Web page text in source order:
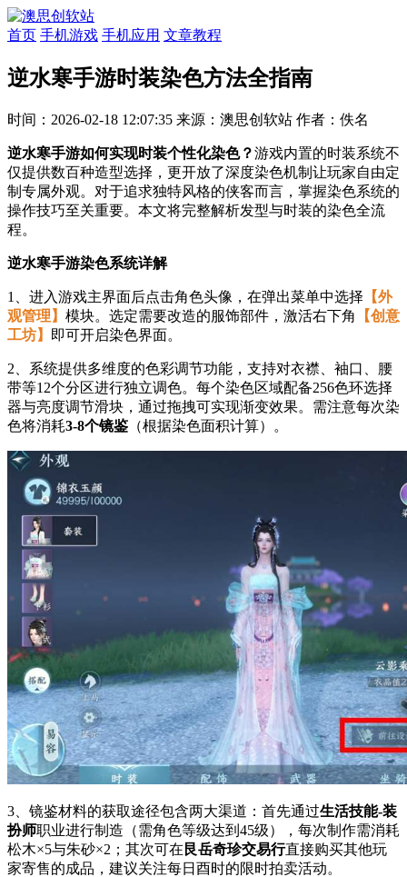
首页 手机游戏 手机应用 文章教程
逆水寒手游时装染色方法全指南
时间：2026-02-18 12:07:35 来源：澳思创软站 作者：佚名
逆水寒手游如何实现时装个性化染色？游戏内置的时装系统不
仅提供数百种造型选择，更开放了深度染色机制让玩家自由定
制专属外观。对于追求独特风格的侠客而言，掌握染色系统的
操作技巧至关重要。本文将完整解析发型与时装的染色全流
程。
逆水寒手游染色系统详解
1、进入游戏主界面后点击角色头像，在弹出菜单中选择 【外
观管理】 模块。选定需要改造的服饰部件，激活右下角
【创意
工坊】
即可开启染色界面。
2、系统提供多维度的色彩调节功能，支持对衣襟、袖口、腰
带等12个分区进行独立调色。每个染色区域配备256色环选择
器与亮度调节滑块，通过拖拽可实现渐变效果。需注意每次染
色将消耗3-8个镜鉴 （根据染色面积计算）。
3、镜鉴材料的获取途径包含两大渠道：首先通过生活技能-装
扮师职业进行制造（需角色等级达到45级），每次制作需消耗
松木×5与朱砂×2；其次可在 艮岳奇珍交易行直接购买其他玩
家寄售的成品，建议关注每日酉时的限时拍卖活动。